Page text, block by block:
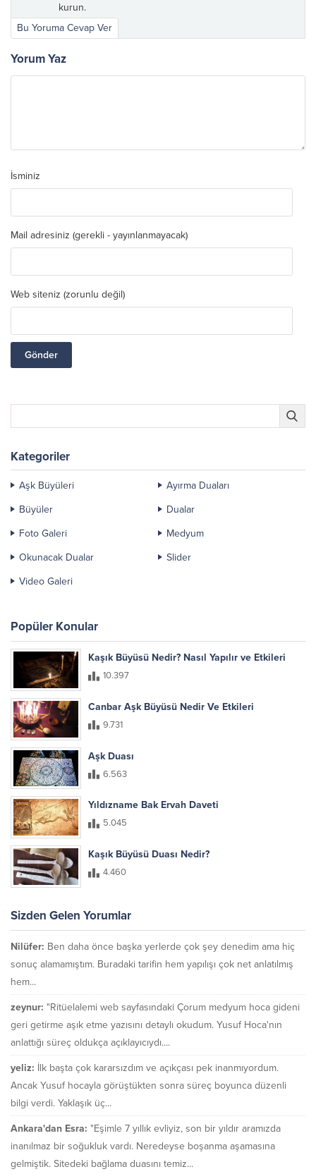
kurun.
Bu Yoruma Cevap Ver
Yorum Yaz
İsminiz
Mail adresiniz (gerekli - yayınlanmayacak)
Web siteniz (zorunlu değil)
Kategoriler
Aşk Büyüleri
Ayırma Duaları
Büyüler
Dualar
Foto Galeri
Medyum
Okunacak Dualar
Slider
Video Galeri
Popüler Konular
Kaşık Büyüsü Nedir? Nasıl Yapılır ve Etkileri
10.397
Canbar Aşk Büyüsü Nedir Ve Etkileri
9.731
Aşk Duası
6.563
Yıldızname Bak Ervah Daveti
5.045
Kaşık Büyüsü Duası Nedir?
4.460
Sizden Gelen Yorumlar
Nilüfer: Ben daha önce başka yerlerde çok şey denedim ama hiç
sonuç alamamıştım. Buradaki tarifin hem yapılışı çok net anlatılmış
hem...
zeynur: "Ritüelalemi web sayfasındaki Çorum medyum hoca gideni
geri getirme aşık etme yazısını detaylı okudum. Yusuf Hoca'nın
anlattığı süreç oldukça açıklayıcıydı....
yeliz: İlk başta çok kararsızdım ve açıkçası pek inanmıyordum.
Ancak Yusuf hocayla görüştükten sonra süreç boyunca düzenli
bilgi verdi. Yaklaşık üç...
Ankara'dan Esra: "Eşimle 7 yıllık evliyiz, son bir yıldır aramızda
inanılmaz bir soğukluk vardı. Neredeyse boşanma aşamasına
gelmiştik. Sitedeki bağlama duasını temiz...